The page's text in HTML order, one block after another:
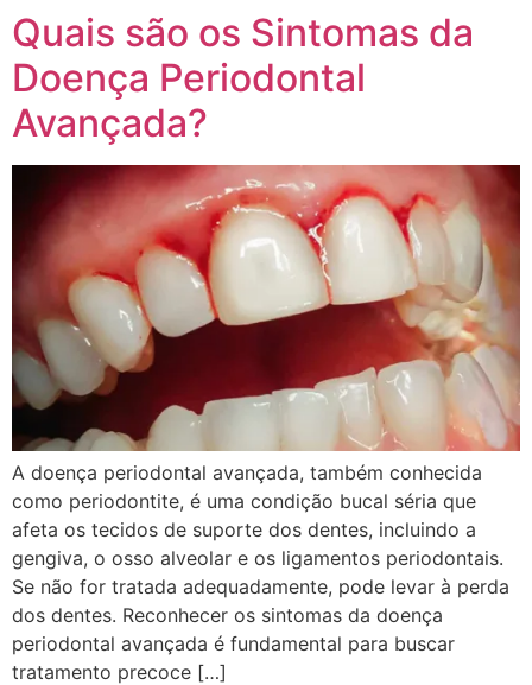
Quais são os Sintomas da
Doença Periodontal
Avançada?
A doença periodontal avançada, também conhecida
como periodontite, é uma condição bucal séria que
afeta os tecidos de suporte dos dentes, incluindo a
gengiva, o osso alveolar e os ligamentos periodontais.
Se não for tratada adequadamente, pode levar à perda
dos dentes. Reconhecer os sintomas da doença
periodontal avançada é fundamental para buscar
tratamento precoce […]